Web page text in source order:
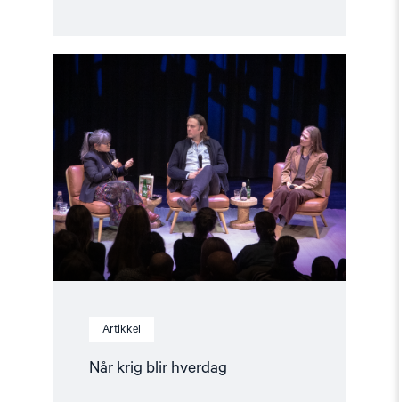
Artikkel
Når krig blir hverdag
Read
article
"Når
blir
hverdag"